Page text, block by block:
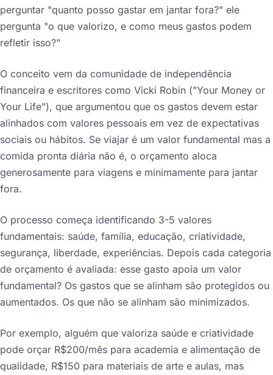
perguntar "quanto posso gastar em jantar fora?" ele
pergunta "o que valorizo, e como meus gastos podem
refletir isso?"
O conceito vem da comunidade de independência
financeira e escritores como Vicki Robin ("Your Money or
Your Life"), que argumentou que os gastos devem estar
alinhados com valores pessoais em vez de expectativas
sociais ou hábitos. Se viajar é um valor fundamental mas a
comida pronta diária não é, o orçamento aloca
generosamente para viagens e minimamente para jantar
fora.
O processo começa identificando 3-5 valores
fundamentais: saúde, família, educação, criatividade,
segurança, liberdade, experiências. Depois cada categoria
de orçamento é avaliada: esse gasto apoia um valor
fundamental? Os gastos que se alinham são protegidos ou
aumentados. Os que não se alinham são minimizados.
Por exemplo, alguém que valoriza saúde e criatividade
pode orçar R$200/mês para academia e alimentação de
qualidade, R$150 para materiais de arte e aulas, mas